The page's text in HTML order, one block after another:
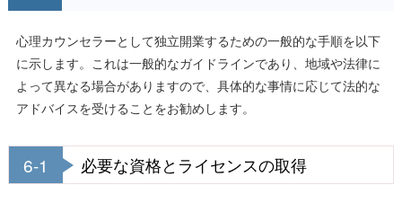
心理カウンセラーとして独立開業するための一般的な手順を以下
に示します。これは一般的なガイドラインであり、地域や法律に
よって異なる場合がありますので、具体的な事情に応じて法的な
アドバイスを受けることをお勧めします。
6-1 必要な資格とライセンスの取得